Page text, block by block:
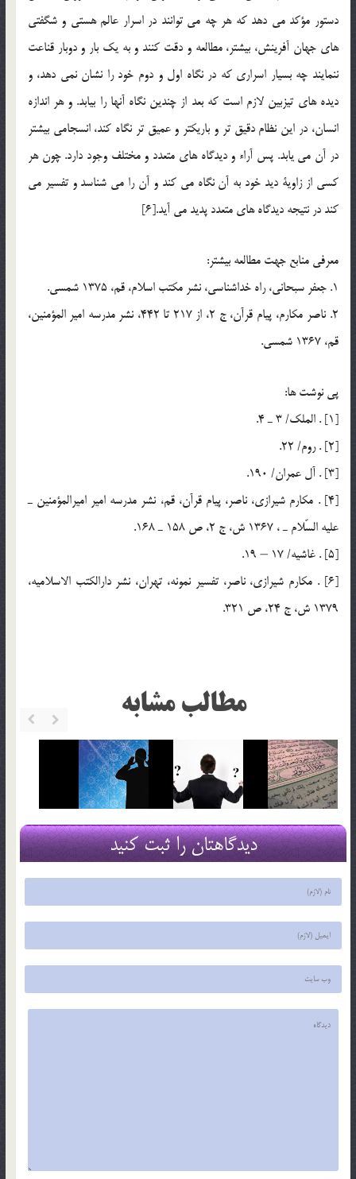
دستور مؤكد مي دهد كه هر چه مي توانند در اسرار عالم هستي و شگفتي
هاي جهان آفرينش، بيشتر، مطالعه و دقت كنند و به يك بار و دوبار قناعت
ننمايند چه بسيار اسراري كه در نگاه اول و دوم خود را نشان نمي دهد، و
ديده هاي تيزبين لازم است كه بعد از چندين نگاه آنها را بيابد. و هر اندازه
انسان، در اين نظام دقيق تر و باريكتر و عميق تر نگاه كند، انسجامي بيشتر
در آن مي يابد. پس آراء و ديدگاه هاي متعدد و مختلف وجود دارد. چون هر
كسي از زاوية ديد خود به آن نگاه مي كند و آن را مي شناسد و تفسير مي
كند در نتيجه ديدگاه هاي متعدد پديد مي آيد.[6]
معرفي منابع جهت مطالعه بيشتر:
1. جعفر سبحاني، راه خداشناسي، نشر مكتب اسلام، قم، 1375 شمسي.
2. ناصر مكارم، پيام قرآن، ج 2، از 217 تا 442، نشر مدرسه امير المؤمنين،
قم، 1367 شمسي.
پي نوشت ها:
[1] . الملك/ 3 ـ 4.
[2] . روم/ 22.
[3] . آل عمران/ 190.
[4] . مكارم شيرازي، ناصر، پيام قرآن، قم، نشر مدرسه امير اميرالمؤمنين ـ
عليه السّلام ـ ، 1367 ش، ج 2، ص 158 ـ 168.
[5] . غاشيه/ 17 – 19.
[6] . مكارم شيرازي، ناصر، تفسير نمونه، تهران، نشر دارالكتب الاسلاميه،
1379 ش، ج 24، ص 321.
مطالب مشابه
دیدگاهتان را ثبت کنید